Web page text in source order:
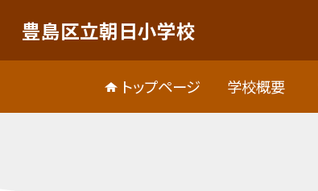
豊島区立朝日小学校
トップページ 学校概要